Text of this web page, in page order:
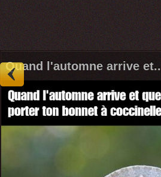
Quand l'automne arrive et..